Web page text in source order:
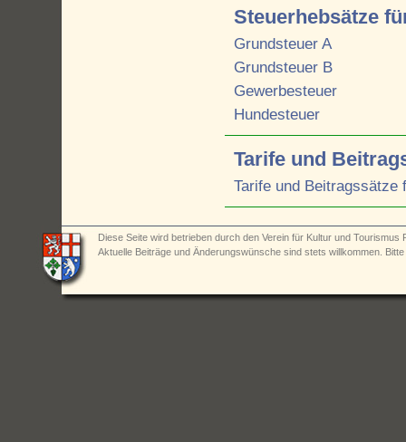
Steuerhebsätze
Grundsteuer A
Grundsteuer B
Gewerbesteuer
Hundesteuer
Tarife und
Tarife und Beitragssätze
Diese Seite wird betrieben durch den Verein für Kultur und Tourismus
Aktuelle Beiträge und Änderungswünsche sind stets willkommen. Bitte